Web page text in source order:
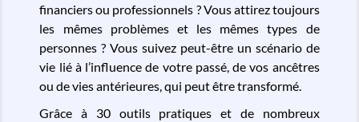
financiers ou professionnels ? Vous attirez toujours
les mêmes problèmes et les mêmes types de
personnes ? Vous suivez peut-être un scénario de
vie lié à l’influence de votre passé, de vos ancêtres
ou de vies antérieures, qui peut être transformé.
Grâce à 30 outils pratiques et de nombreux